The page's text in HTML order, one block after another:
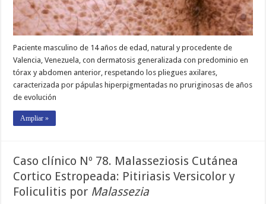
Paciente masculino de 14 años de edad, natural y procedente de
Valencia, Venezuela, con dermatosis generalizada con predominio en
tórax y abdomen anterior, respetando los pliegues axilares,
caracterizada por pápulas hiperpigmentadas no pruriginosas de años
de evolución
Ampliar »
Caso clínico Nº 78. Malasseziosis Cutánea
Cortico Estropeada: Pitiriasis Versicolor y
Foliculitis por Malassezia